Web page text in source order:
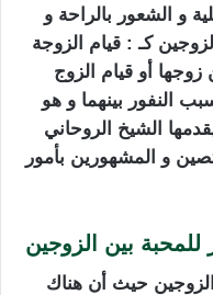
و الشعور بالراحة و
كـ : قيام الزوجة
زوجها أو قيام الزوج
النفور بينهما و هو
الشيخ الروحاني
و المشهورين بأمور
بين الزوجين
الزوجين حيث أن هناك